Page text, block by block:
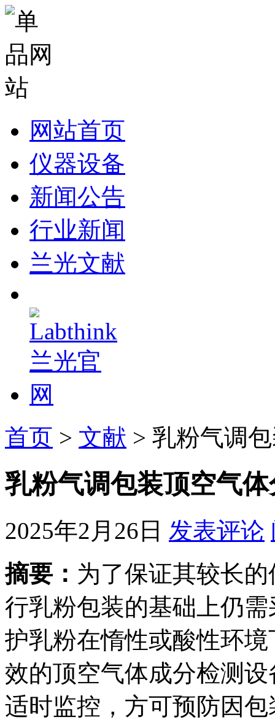
网站首页
仪器设备
新闻公告
行业新闻
兰光文献
首页 > 文献 > 乳粉气调
乳粉气调包装顶空气
2025年2月26日 发表评论
摘要： 为了保证其较长
行乳粉包装的基础上仍
护乳粉在惰性或酸性环
效的顶空气体成分检测
适时监控，方可预防因